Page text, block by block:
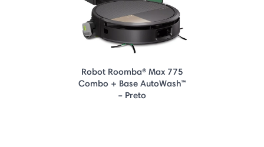
Robot Roomba® Max 775
Combo + Base AutoWash™
– Preto